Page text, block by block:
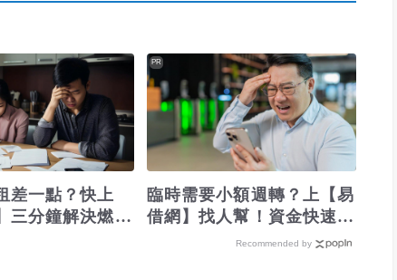
差一點？快上
三分鐘解決燃眉
臨時需要小額週轉？上【易
借網】找人幫！資金快速到
PR
Recommended by